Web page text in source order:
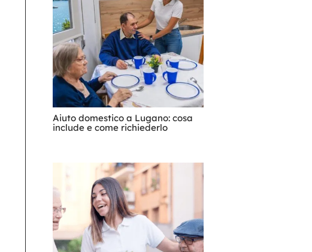
Aiuto domestico a Lugano: cosa
include e come richiederlo